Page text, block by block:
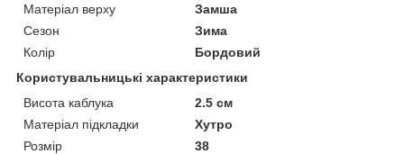
Матеріал верху
Замша
Сезон
Зима
Колір
Бордовий
Користувальницькі характеристики
Висота каблука
2.5 см
Матеріал підкладки
Хутро
Розмір
38